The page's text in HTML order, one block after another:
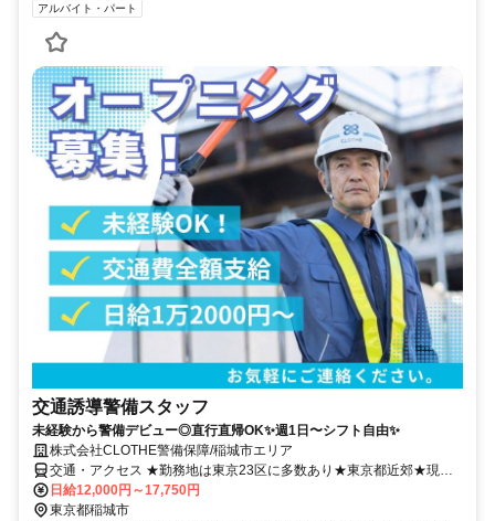
アルバイト・パート
交通誘導警備スタッフ
未経験から警備デビュー◎直行直帰OK✨週1日〜シフト自由✨
株式会社CLOTHE警備保障/稲城市エリア
交通・アクセス ★勤務地は東京23区に多数あり★東京都近郊★現場
へ直行直帰★ご自宅から通いやすい現場を考慮します★交通費全額支
給
日給12,000円～17,750円
東京都稲城市